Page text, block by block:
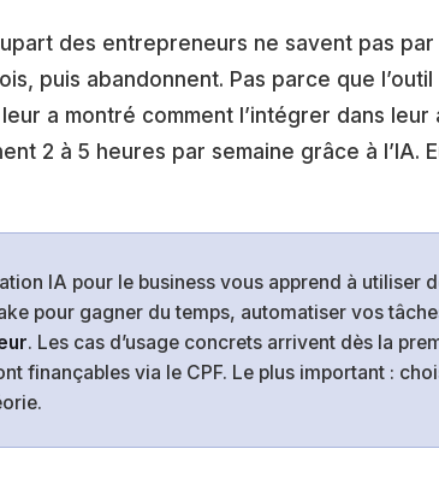
des entrepreneurs ne savent pas par
puis abandonnent. Pas parce que l’outil
a montré comment l’intégrer dans
2 à 5 heures par semaine grâce à l’IA.
IA pour le business vous apprend à utiliser
pour gagner du temps, automatiser vos
. Les cas d’usage concrets arrivent dès la
finançables via le CPF. Le plus important :